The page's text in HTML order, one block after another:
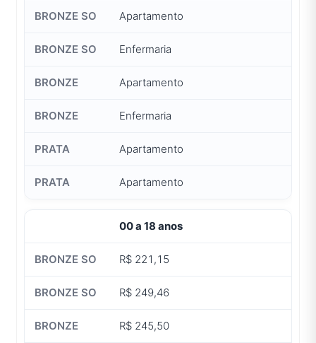
Apartamento
Enfermaria
Apartamento
Enfermaria
Apartamento
Apartamento
00 a 18 anos
R$ 221,15
R$ 249,46
R$ 245,50